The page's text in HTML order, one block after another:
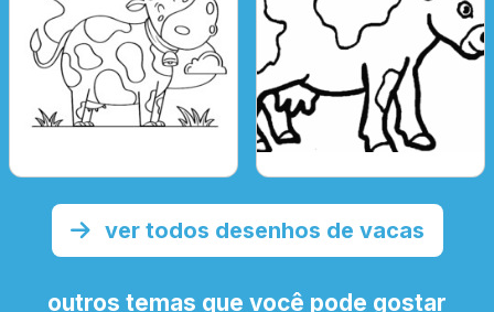
ver todos desenhos de vacas
outros temas que você pode gostar